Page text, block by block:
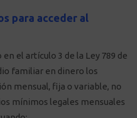
para acceder al
el artículo 3 de la Ley 789 de
familiar en dinero los
mensual, fija o variable, no
mínimos legales mensuales